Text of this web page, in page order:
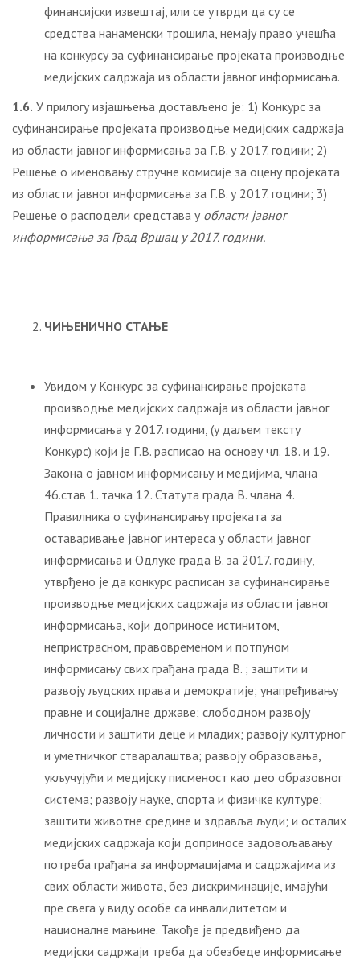
финансијски извештај, или се утврди да су се
средства нанаменски трошила, немају право учешћа
на конкурсу за суфинансирање пројеката производње
медијских садржаја из области јавног информисања.
1.6. У прилогу изјашњења достављено је: 1) Конкурс за
суфинансирање пројеката производње медијских садржаја
из области јавног информисања за Г.В. у 2017. години; 2)
Решење о именовању стручне комисије за оцену пројеката
из области јавног информисања за Г.В. у 2017. години; 3)
Решење о расподели средстава у области јавног
информисања за Град Вршац у 2017. години.
ЧИЊЕНИЧНО СТАЊЕ
Увидом у Конкурс за суфинансирање пројеката
производње медијских садржаја из области јавног
информисања у 2017. години, (у даљем тексту
Конкурс) који је Г.В. расписао на основу чл. 18. и 19.
Закона о јавном информисању и медијима, члана
46.став 1. тачка 12. Статута града В. члана 4.
Правилника о суфинансирању пројеката за
оставаривање јавног интереса у области јавног
информисања и Одлуке града В. за 2017. годину,
утврђено је да конкурс расписан за суфинансирање
производње медијских садржаја из области јавног
информисања, који доприносе истинитом,
непристрасном, правовременом и потпуном
информисању свих грађана града В. ; заштити и
развоју људских права и демократије; унапређивању
правне и социјалне државе; слободном развоју
личности и заштити деце и младих; развоју културног
и уметничког стваралаштва; развоју образовања,
укључујући и медијску писменост као део образовног
система; развоју науке, спорта и физичке културе;
заштити животне средине и здравља људи; и осталих
медијских садржаја који доприносе задовољавању
потреба грађана за информацијама и садржајима из
свих области живота, без дискриминације, имајући
пре свега у виду особе са инвалидитетом и
националне мањине. Такође је предвиђено да
медијски садржаји треба да обезбеде информисање